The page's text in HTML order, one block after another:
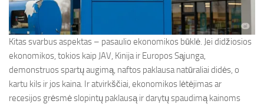
Kitas svarbus aspektas – pasaulio ekonomikos būklė. Jei didžiosios
ekonomikos, tokios kaip JAV, Kinija ir Europos Sąjunga,
demonstruos spartų augimą, naftos paklausa natūraliai didės, o
kartu kils ir jos kaina. Ir atvirkščiai, ekonomikos lėtėjimas ar
recesijos grėsmė slopintų paklausą ir darytų spaudimą kainoms